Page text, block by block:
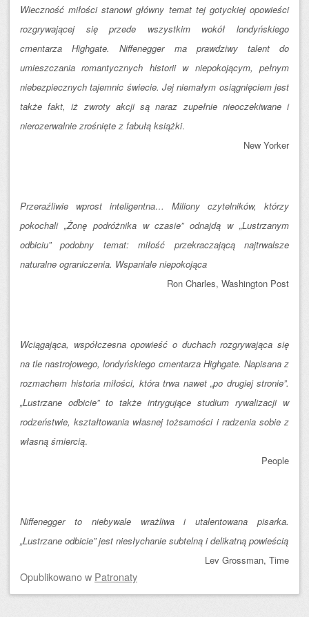
Wieczność miłości stanowi główny temat tej gotyckiej opowieści
rozgrywającej się przede wszystkim wokół londyńskiego
cmentarza Highgate. Niffenegger ma prawdziwy talent do
umieszczania romantycznych historii w niepokojącym, pełnym
niebezpiecznych tajemnic świecie. Jej niemałym osiągnięciem jest
także fakt, iż zwroty akcji są naraz zupełnie nieoczekiwane i
nierozerwalnie zrośnięte z fabułą książki.
New Yorker
Przeraźliwie wprost inteligentna… Miliony czytelników, którzy
pokochali „Żonę podróżnika w czasie” odnajdą w „Lustrzanym
odbiciu” podobny temat: miłość przekraczającą najtrwalsze
naturalne ograniczenia. Wspaniale niepokojąca
Ron Charles, Washington Post
Wciągająca, współczesna opowieść o duchach rozgrywająca się
na tle nastrojowego, londyńskiego cmentarza Highgate. Napisana z
rozmachem historia miłości, która trwa nawet „po drugiej stronie”.
„Lustrzane odbicie” to także intrygujące studium rywalizacji w
rodzeństwie, kształtowania własnej tożsamości i radzenia sobie z
własną śmiercią.
People
Niffenegger to niebywale wrażliwa i utalentowana pisarka.
„Lustrzane odbicie” jest niesłychanie subtelną i delikatną powieścią
Lev Grossman, Time
Opublikowanow Patronaty